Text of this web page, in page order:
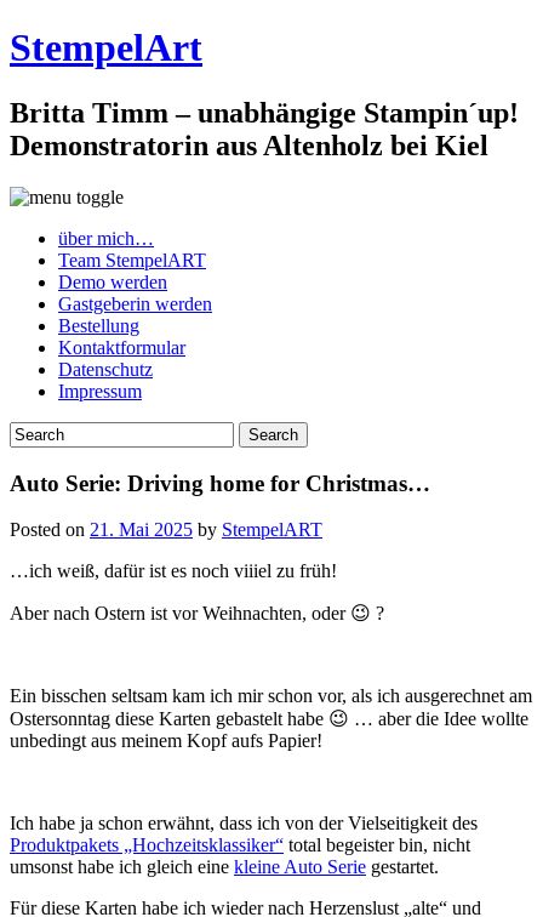
StempelArt
Britta Timm – unabhängige Stampin´up!
Demonstratorin aus Altenholz bei Kiel
über mich…
Team StempelART
Demo werden
Gastgeberin werden
Bestellung
Kontaktformular
Datenschutz
Impressum
Auto Serie: Driving home for Christmas…
Posted on 21. Mai 2025 by StempelART
…ich weiß, dafür ist es noch viiiel zu früh!
Aber nach Ostern ist vor Weihnachten, oder 😉 ?
Ein bisschen seltsam kam ich mir schon vor, als ich ausgerechnet am
Ostersonntag diese Karten gebastelt habe 😉 … aber die Idee wollte
unbedingt aus meinem Kopf aufs Papier!
Ich habe ja schon erwähnt, dass ich von der Vielseitigkeit des
Produktpakets „Hochzeitsklassiker“ total begeister bin, nicht
umsonst habe ich gleich eine kleine Auto Serie gestartet.
Für diese Karten habe ich wieder nach Herzenslust „alte“ und